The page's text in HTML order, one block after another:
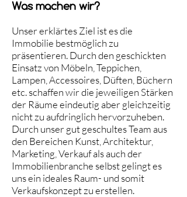
Was machen wir?
Unser erklärtes Ziel ist es die
Immobilie bestmöglich zu
präsentieren. Durch den geschickten
Einsatz von Möbeln, Teppichen,
Lampen, Accessoires, Düften, Büchern
etc. schaffen wir die jeweiligen Stärken
der Räume eindeutig aber gleichzeitig
nicht zu aufdringlich hervorzuheben.
Durch unser gut geschultes Team aus
den Bereichen Kunst, Architektur,
Marketing, Verkauf als auch der
Immobilienbranche selbst gelingt es
uns ein ideales Raum- und somit
Verkaufskonzept zu erstellen.